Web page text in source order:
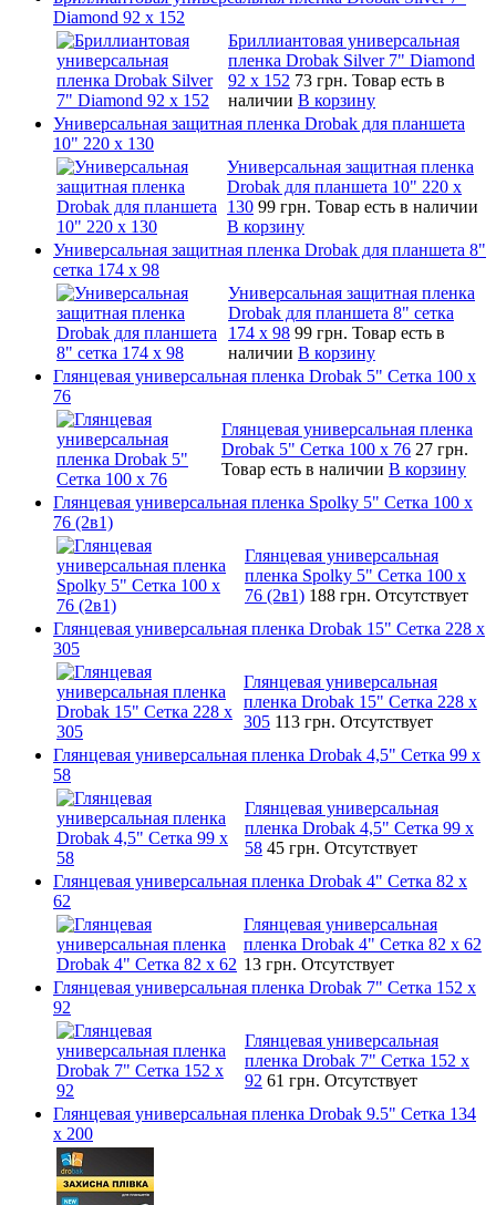
Diamond 92 х 152
Бриллиантовая универсальная
пленка Drobak Silver 7" Diamond
92 х 152 73 грн. Товар есть в
наличии В корзину
Универсальная защитная пленка Drobak для планшета
10" 220 x 130
Универсальная защитная пленка
Drobak для планшета 10" 220 x
130 99 грн. Товар есть в наличии
В корзину
Универсальная защитная пленка Drobak для планшета 8"
сетка 174 x 98
Универсальная защитная пленка
Drobak для планшета 8" сетка
174 x 98 99 грн. Товар есть в
наличии В корзину
Глянцевая универсальная пленка Drobak 5" Сетка 100 x
76
Глянцевая универсальная пленка
Drobak 5" Сетка 100 x 76 27 грн.
Товар есть в наличии В корзину
Глянцевая универсальная пленка Spolky 5" Сетка 100 x
76 (2в1)
Глянцевая универсальная
пленка Spolky 5" Сетка 100 x
76 (2в1) 188 грн. Отсутствует
Глянцевая универсальная пленка Drobak 15" Сетка 228 x
305
Глянцевая универсальная
пленка Drobak 15" Сетка 228 x
305 113 грн. Отсутствует
Глянцевая универсальная пленка Drobak 4,5" Сетка 99 x
58
Глянцевая универсальная
пленка Drobak 4,5" Сетка 99 x
58 45 грн. Отсутствует
Глянцевая универсальная пленка Drobak 4" Сетка 82 x
62
Глянцевая универсальная
пленка Drobak 4" Сетка 82 x 62
13 грн. Отсутствует
Глянцевая универсальная пленка Drobak 7" Сетка 152 x
92
Глянцевая универсальная
пленка Drobak 7" Сетка 152 x
92 61 грн. Отсутствует
Глянцевая универсальная пленка Drobak 9.5" Сетка 134
x 200